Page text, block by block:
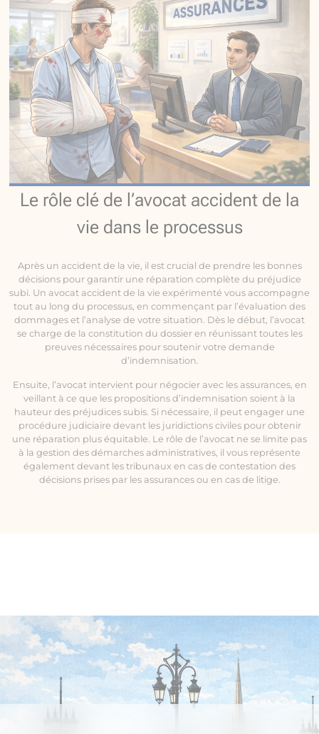
Le rôle clé de l’avocat accident de la
vie dans le processus
Après un accident de la vie, il est crucial de prendre les bonnes
décisions pour garantir une réparation complète du préjudice
subi. Un avocat accident de la vie expérimenté vous accompagne
tout au long du processus, en commençant par l’évaluation des
dommages et l’analyse de votre situation. Dès le début, l’avocat
se charge de la constitution du dossier en réunissant toutes les
preuves nécessaires pour soutenir votre demande
d’indemnisation.
Ensuite, l’avocat intervient pour négocier avec les assurances, en
veillant à ce que les propositions d’indemnisation soient à la
hauteur des préjudices subis. Si nécessaire, il peut engager une
procédure judiciaire devant les juridictions civiles pour obtenir
une réparation plus équitable. Le rôle de l’avocat ne se limite pas
à la gestion des démarches administratives, il vous représente
également devant les tribunaux en cas de contestation des
décisions prises par les assurances ou en cas de litige.